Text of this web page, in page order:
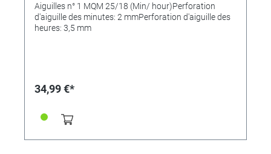
Aiguilles n° 1 MQM 25/18 (Min/ hour)Perforation
d'aiguille des minutes: 2 mmPerforation d'aiguille des
heures: 3,5 mm
34,99 €*